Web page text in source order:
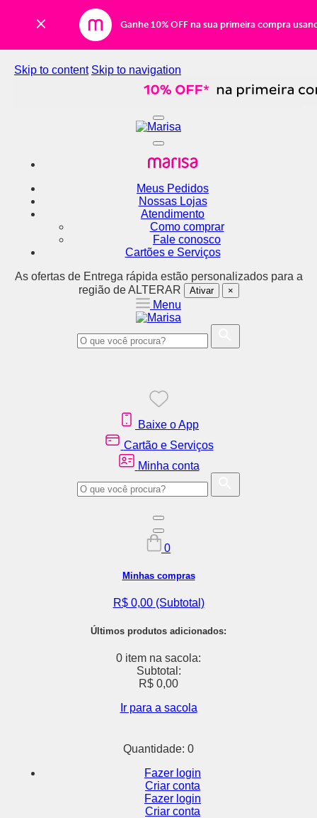
Ganhe 10% OFF na sua primeira compra
Skip to content Skip to navigation
Meus Pedidos
Nossas Lojas
Atendimento
Como comprar
Fale conosco
Cartões e Serviços
As ofertas de Entrega rápida estão personalizados para a
região de ALTERAR Ativar ×
Menu
Baixe o App
Cartão e Serviços
Minha conta
0
Minhas compras
R$ 0,00 (Subtotal)
Últimos produtos adicionados:
0 item na sacola:
Subtotal:
R$ 0,00
Ir para a sacola
Quantidade: 0
Fazer login
Criar conta
Fazer login
Criar conta